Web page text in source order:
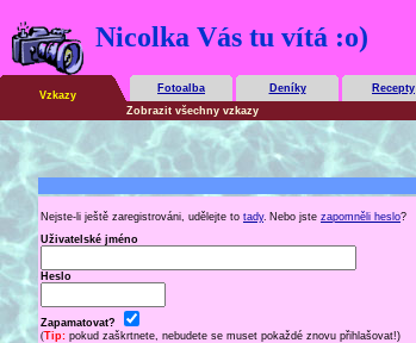
Nicolka Vás tu vítá :o)
Vzkazy
Fotoalba Deníky Recepty
Zobrazit všechny vzkazy
Nejste-li ještě zaregistrováni, udělejte to tady. Nebo jste zapomněli heslo?
Uživatelské jméno
Heslo
Zapamatovat?
(Tip: pokud zaškrtnete, nebudete se muset pokaždé znovu přihlašovat!)